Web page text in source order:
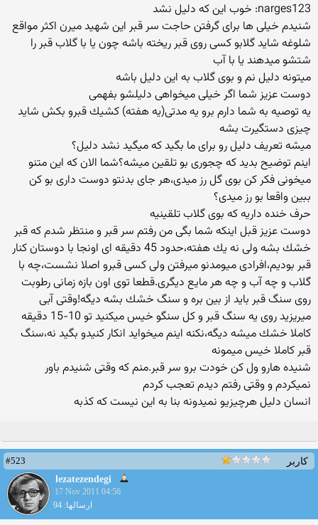
narges123: خوب این كه دلیل نشد
شنیدم خیلی ها برای گرفتن حاجت سر قبر این شهید میرن اكثر مواقع
شلوغه شاید گلابو كسی روی قبر ریخته باشه چون یا با گلاب قبر را
شتشو میدهند یا با آب
میتونه دلیل نم و بوی گلاب به این دلیل باشه
دوست عزیز شما اگر خیلی میخواهی دلیلشو بفهمی
یه توصیه به شما دارم برو یه مدتی(یه هفته) كشیك قبرو بكش شاید
چیزی دستگیرت بشه
میشه تعریف دلیل رو برای ما بگید كه میگید نشد دلیل؟
اینم توضیح بدید كه چجوری بو تلقین میشه؟شما الان كه این متنو
میخونی فكر كن بوی گل رز میدی،هر جای بدنتو دوست داری بو كن
ببین واقعا بو رز میدی؟
حرف خنده داریه كه بوی گلاب تلقینیه
دوست عزیز قبل اینكه شما بگی من رفتم سر قبر و منتظر شدم كه قبر
خشك بشه ولی نه یك هفته،حدود 45 دقیقه ای اونجا با دوستان كنار
قبر بودیم،افرادی میومدنو میرفتن ولی كسی قبرو اصلا نشست،چه با
گلاب و چه آب و چه هر مایع دیگری.قطعا توی اون بازه زمانی رطوبت
روی سنگ قبر باید از بین بره و سنگ خشك بشه دیگه!وقتی آبی
میریزید روی یه سنگ قبر و كل سنگو خیس میكنید تو 10-15 دقیقه
كاملا خشك میشه دیگه،نكنه اینم میخواید انكار كنیدو بگید نه،سنگ
قبر كاملا خیس میمونه
شنیده هارو ول كن خودت برو سر قبر.منم كه وقتی شنیدم باور
نمیكردم و وقتی رفتم دیدم تعجب كردم
انسان دلیل هرچیزیو نمیدونه بنا به این نیست كه كذبه
کاربر
#523
lezatezendegi
17 Nov 2011 04:56
ارسالها: 94